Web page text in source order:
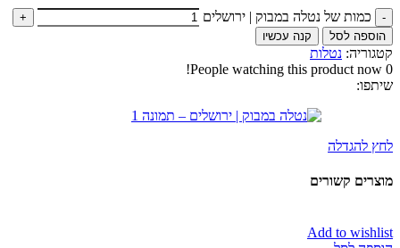
כמות של נטלה במבוק | ירושלים
הוספה לסל קנה עכשיו
קטגוריה: נטלות
0
People watching this product now!
שיתפו:
לחץ להגדלה
מוצרים קשורים
Add to wishlist